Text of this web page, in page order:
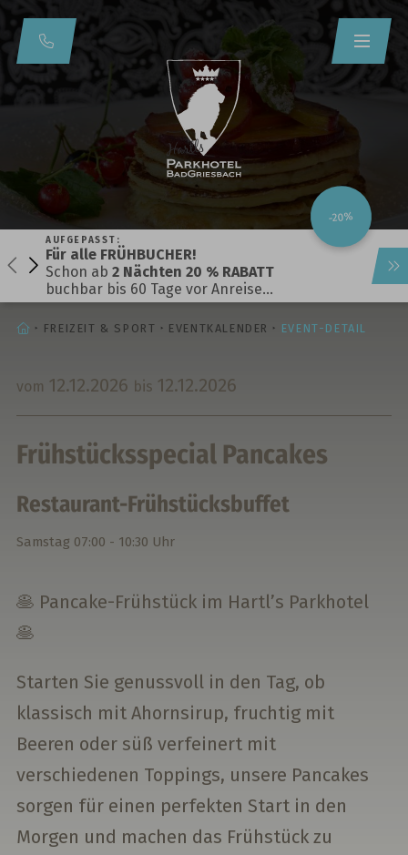
-20%
AUFGEPASST:
Für alle FRÜHBUCHER!
Schon ab 2 Nächten 20 % RABATT
buchbar bis 60 Tage vor Anreise…
STARTSEITE
FREIZEIT & SPORT EVENTKALENDER EVENT-DETAIL
vom 12.12.2026 bis 12.12.2026
Frühstücksspecial Pancakes
Restaurant-Frühstücksbuffet
Samstag 07:00 - 10:30 Uhr
🥞 Pancake-Frühstück im Hartl’s Parkhotel
🥞
Starten Sie genussvoll in den Tag, ob
klassisch mit Ahornsirup, fruchtig mit
Beeren oder süß verfeinert mit
verschiedenen Toppings, unsere Pancakes
sorgen für einen perfekten Start in den
Morgen und machen das Frühstück zu